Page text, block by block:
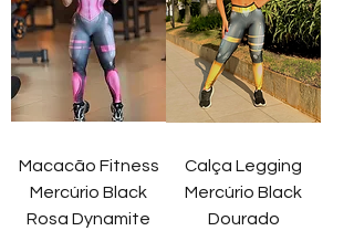
Macacão Fitness
Mercúrio Black
Rosa Dynamite
Calça Legging
Mercúrio Black
Dourado